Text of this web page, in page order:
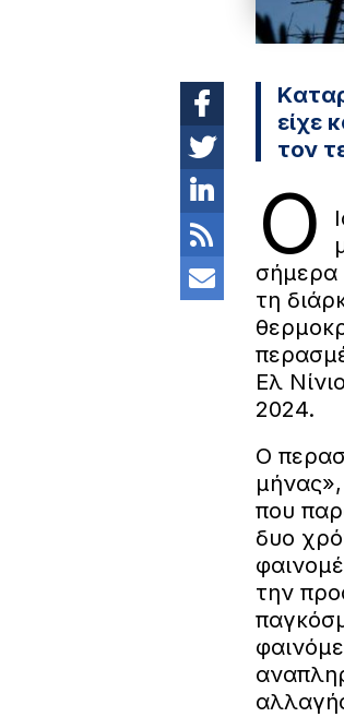
είχε
τον
Ο
σήμερα
τη
Ελ
2024.
Ο
που
δυο
την